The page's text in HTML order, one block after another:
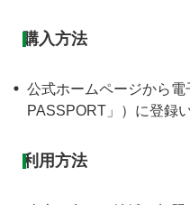
購入方法
公式ホームページから電
PASSPORT」）に登録
利用方法